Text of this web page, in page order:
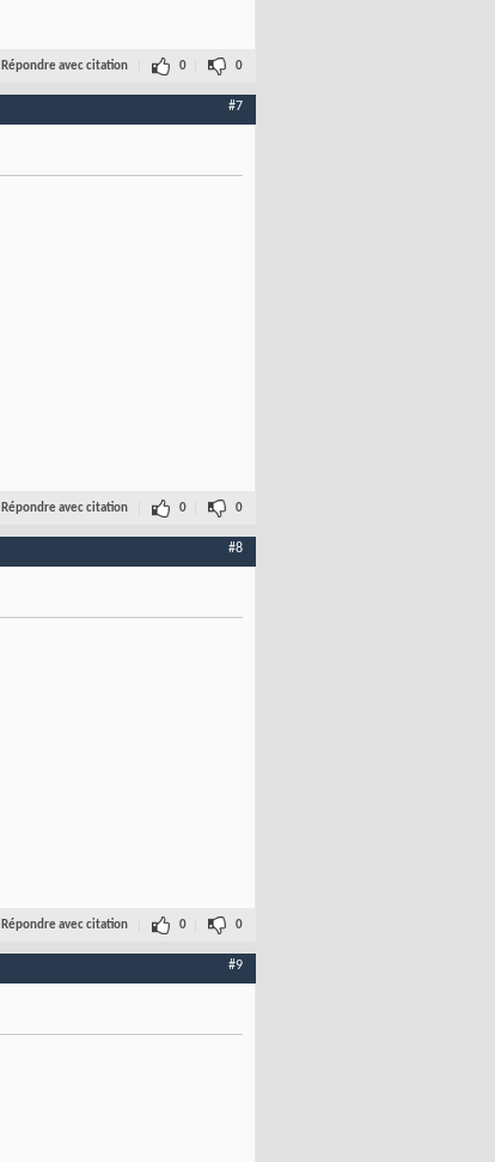
Répondre avec citation 0 0
#7
Répondre avec citation 0 0
#8
Répondre avec citation 0 0
#9